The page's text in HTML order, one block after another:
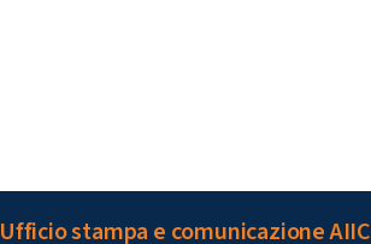
Ufficio stampa e comunicazione AIIC